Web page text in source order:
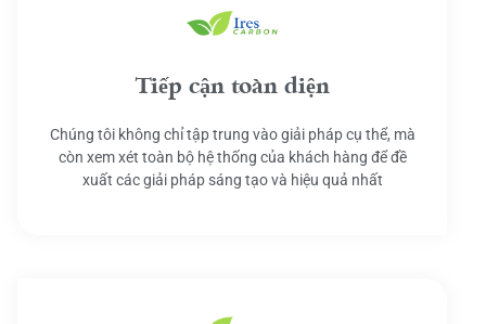
Tiếp cận toàn diện
Chúng tôi không chỉ tập trung vào giải pháp cụ thể, mà
còn xem xét toàn bộ hệ thống của khách hàng để đề
xuất các giải pháp sáng tạo và hiệu quả nhất